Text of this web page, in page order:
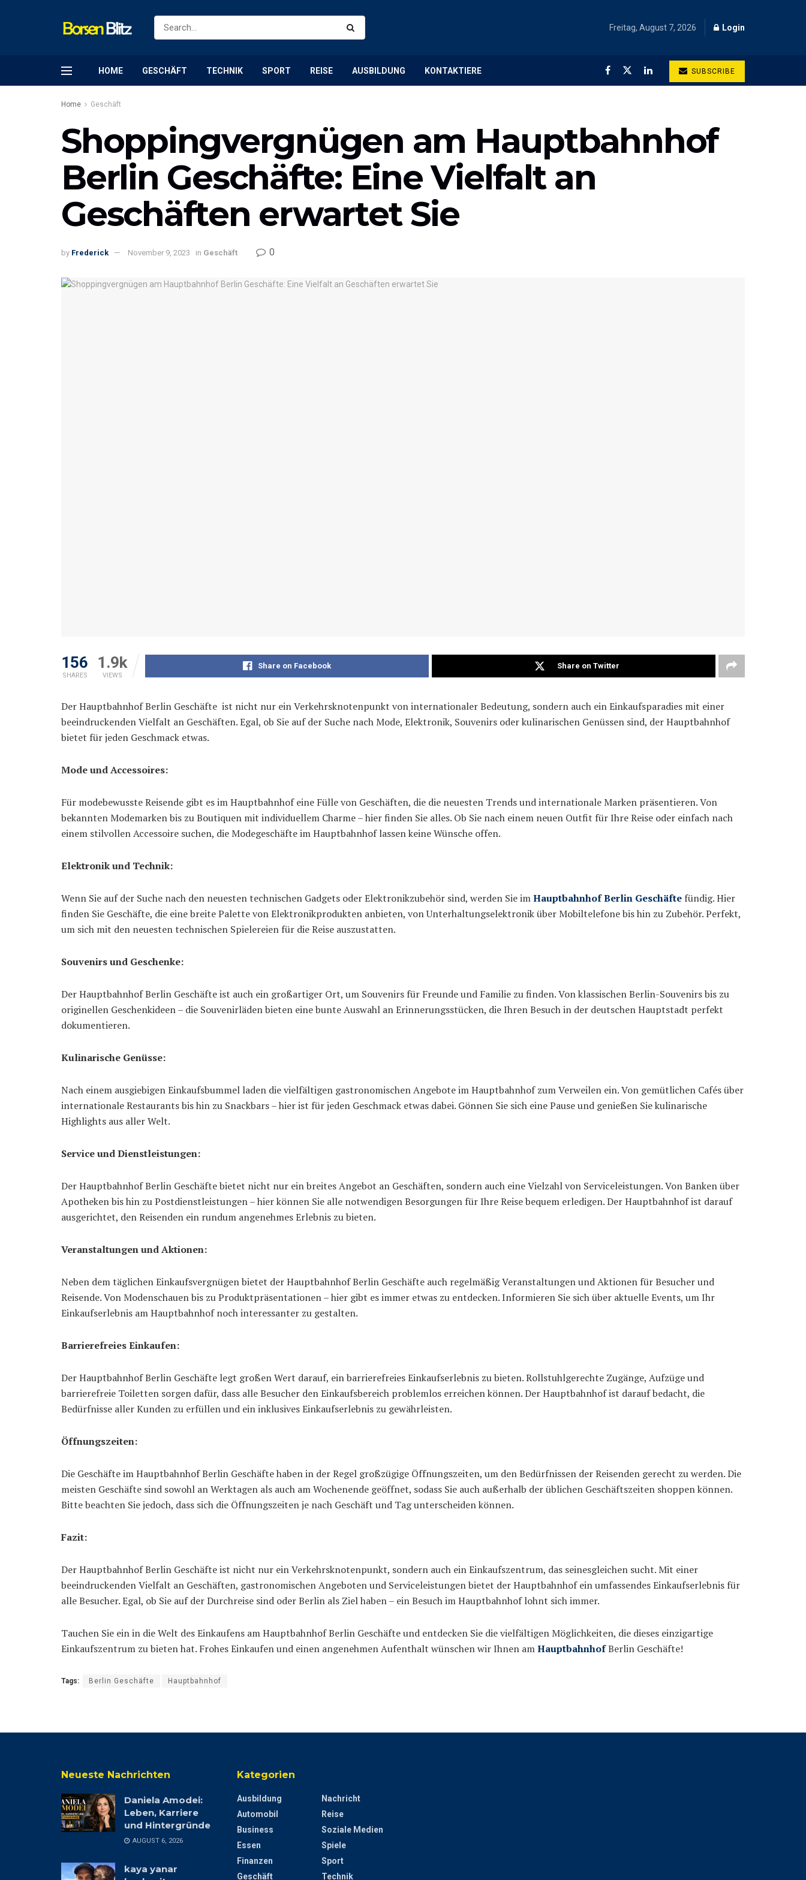
Freitag, August 7, 2026 Login
HOME GESCHÄFT TECHNIK SPORT REISE AUSBILDUNG KONTAKTIERE SUBSCRIBE
Home Geschäft
Shoppingvergnügen am Hauptbahnhof
Berlin Geschäfte: Eine Vielfalt an
Geschäften erwartet Sie
by Frederick November 9, 2023 in Geschäft 0
156
SHARES
1.9k
VIEWS
Share on Facebook Share on Twitter
Der Hauptbahnhof Berlin Geschäfte ist nicht nur ein Verkehrsknotenpunkt von internationaler Bedeutung, sondern auch ein Einkaufsparadies mit einer
beeindruckenden Vielfalt an Geschäften. Egal, ob Sie auf der Suche nach Mode, Elektronik, Souvenirs oder kulinarischen Genüssen sind, der Hauptbahnhof
bietet für jeden Geschmack etwas.
Mode und Accessoires:
Für modebewusste Reisende gibt es im Hauptbahnhof eine Fülle von Geschäften, die die neuesten Trends und internationale Marken präsentieren. Von
bekannten Modemarken bis zu Boutiquen mit individuellem Charme – hier finden Sie alles. Ob Sie nach einem neuen Outfit für Ihre Reise oder einfach nach
einem stilvollen Accessoire suchen, die Modegeschäfte im Hauptbahnhof lassen keine Wünsche offen.
Elektronik und Technik:
Wenn Sie auf der Suche nach den neuesten technischen Gadgets oder Elektronikzubehör sind, werden Sie imHauptbahnhof Berlin Geschäfte fündig. Hier
finden Sie Geschäfte, die eine breite Palette von Elektronikprodukten anbieten, von Unterhaltungselektronik über Mobiltelefone bis hin zu Zubehör. Perfekt,
um sich mit den neuesten technischen Spielereien für die Reise auszustatten.
Souvenirs und Geschenke:
Der Hauptbahnhof Berlin Geschäfte ist auch ein großartiger Ort, um Souvenirs für Freunde und Familie zu finden. Von klassischen Berlin-Souvenirs bis zu
originellen Geschenkideen – die Souvenirläden bieten eine bunte Auswahl an Erinnerungsstücken, die Ihren Besuch in der deutschen Hauptstadt perfekt
dokumentieren.
Kulinarische Genüsse:
Nach einem ausgiebigen Einkaufsbummel laden die vielfältigen gastronomischen Angebote im Hauptbahnhof zum Verweilen ein. Von gemütlichen Cafés über
internationale Restaurants bis hin zu Snackbars – hier ist für jeden Geschmack etwas dabei. Gönnen Sie sich eine Pause und genießen Sie kulinarische
Highlights aus aller Welt.
Service und Dienstleistungen:
Der Hauptbahnhof Berlin Geschäfte bietet nicht nur ein breites Angebot an Geschäften, sondern auch eine Vielzahl von Serviceleistungen. Von Banken über
Apotheken bis hin zu Postdienstleistungen – hier können Sie alle notwendigen Besorgungen für Ihre Reise bequem erledigen. Der Hauptbahnhof ist darauf
ausgerichtet, den Reisenden ein rundum angenehmes Erlebnis zu bieten.
Veranstaltungen und Aktionen:
Neben dem täglichen Einkaufsvergnügen bietet der Hauptbahnhof Berlin Geschäfte auch regelmäßig Veranstaltungen und Aktionen für Besucher und
Reisende. Von Modenschauen bis zu Produktpräsentationen – hier gibt es immer etwas zu entdecken. Informieren Sie sich über aktuelle Events, um Ihr
Einkaufserlebnis am Hauptbahnhof noch interessanter zu gestalten.
Barrierefreies Einkaufen:
Der Hauptbahnhof Berlin Geschäfte legt großen Wert darauf, ein barrierefreies Einkaufserlebnis zu bieten. Rollstuhlgerechte Zugänge, Aufzüge und
barrierefreie Toiletten sorgen dafür, dass alle Besucher den Einkaufsbereich problemlos erreichen können. Der Hauptbahnhof ist darauf bedacht, die
Bedürfnisse aller Kunden zu erfüllen und ein inklusives Einkaufserlebnis zu gewährleisten.
Öffnungszeiten:
Die Geschäfte im Hauptbahnhof Berlin Geschäfte haben in der Regel großzügige Öffnungszeiten, um den Bedürfnissen der Reisenden gerecht zu werden. Die
meisten Geschäfte sind sowohl an Werktagen als auch am Wochenende geöffnet, sodass Sie auch außerhalb der üblichen Geschäftszeiten shoppen können.
Bitte beachten Sie jedoch, dass sich die Öffnungszeiten je nach Geschäft und Tag unterscheiden können.
Fazit:
Der Hauptbahnhof Berlin Geschäfte ist nicht nur ein Verkehrsknotenpunkt, sondern auch ein Einkaufszentrum, das seinesgleichen sucht. Mit einer
beeindruckenden Vielfalt an Geschäften, gastronomischen Angeboten und Serviceleistungen bietet der Hauptbahnhof ein umfassendes Einkaufserlebnis für
alle Besucher. Egal, ob Sie auf der Durchreise sind oder Berlin als Ziel haben – ein Besuch im Hauptbahnhof lohnt sich immer.
Tauchen Sie ein in die Welt des Einkaufens am Hauptbahnhof Berlin Geschäfte und entdecken Sie die vielfältigen Möglichkeiten, die dieses einzigartige
Einkaufszentrum zu bieten hat. Frohes Einkaufen und einen angenehmen Aufenthalt wünschen wir Ihnen amHauptbahnhofBerlin Geschäfte!
Tags: Berlin Geschäfte Hauptbahnhof
Neueste Nachrichten
Daniela Amodei:
Leben, Karriere
und Hintergründe
AUGUST 6, 2026
kaya yanar
Kategorien
Ausbildung
Automobil
Business
Essen
Finanzen
Geschäft
Nachricht
Reise
Soziale Medien
Spiele
Sport
Technik